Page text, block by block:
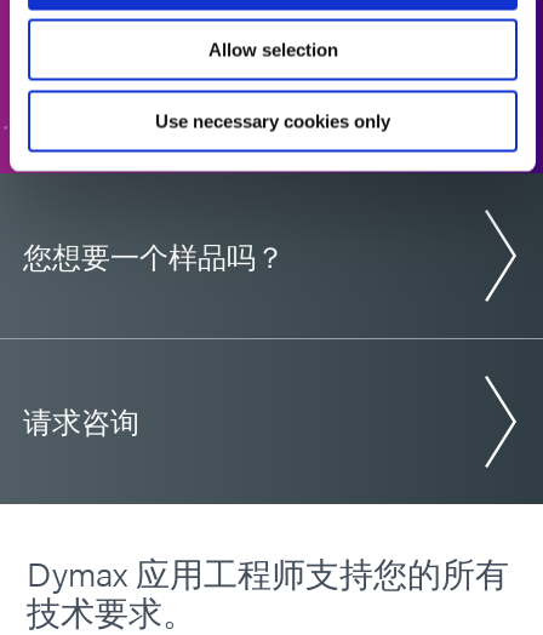
Allow selection
Use necessary cookies only
转至表格
您想要一个样品吗？
请求咨询
Dymax 应用工程师支持您的所有
技术要求。